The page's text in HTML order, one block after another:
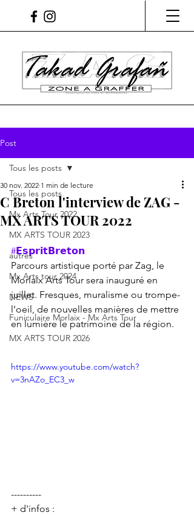
Post
Tous les posts
Mx Arts Tour 2022
MX ARTS TOUR 2023
autres
Mx Arts tour 2024
NEWS
Funiculaire Morlaix - Mx Arts Tour
MX ARTS TOUR 2026
Tous les posts
C Breton l'interview de ZAG -
MX ARTS TOUR 2022
30 nov. 2022 1 min de lecture
#𝗘𝘀𝗽𝗿𝗶𝘁𝗕𝗿𝗲𝘁𝗼𝗻
Parcours artistique porté par Zag, le
Morlaix Arts Tour sera inauguré en
juillet. Fresques, muralisme ou trompe-
l’oeil, de nouvelles manières de mettre
en lumière le patrimoine de la région.
https://www.youtube.com/watch?
v=3nAZo_EC3_w
----------
+ d'infos :